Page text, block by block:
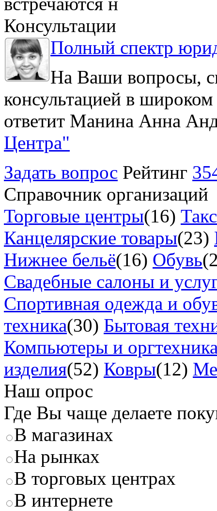
Консультации
Полный спектр
На Ваши вопросы,
консультацией в
ответит Манина Анна
Центра"
Задать вопрос Рейтинг
Справочник организаций
Торговые центры(16)
Канцелярские товары(23)
Нижнее бельё(16) Обувь
Свадебные салоны и
Спортивная одежда и
техника(30) Бытовая
Компьютеры и
изделия(52) Ковры(12)
Наш опрос
Где Вы чаще делаете
В магазинах
На рынках
В торговых центрах
В интернете